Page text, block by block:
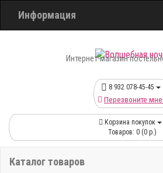
Информация
Интернет-магазин
8 932 078-45-45
Перезвоните мне!
Корзина покупок
Товаров: 0 (0 р.)
Каталог товаров